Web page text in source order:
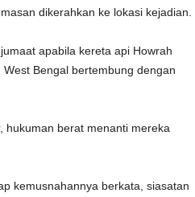
dikerahkan ke lokasi kejadian.
apabila kereta api Howrah
Bengal bertembung dengan
hukuman berat menanti mereka
kemusnahannya berkata, siasatan